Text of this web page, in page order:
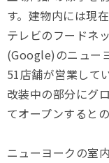
す。建物内には現
テレビのフードネ
(Google)のニュー
51店舗が営業して
改装中の部分にグ
てオープンするとの
ニューヨークの室